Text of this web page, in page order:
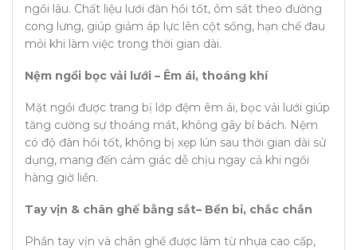
ngồi lâu. Chất liệu lưới đàn hồi tốt, ôm sát theo đường
cong lưng, giúp giảm áp lực lên cột sống, hạn chế đau
mỏi khi làm việc trong thời gian dài.
Nệm ngồi bọc vải lưới – Êm ái, thoáng khí
Mặt ngồi được trang bị lớp đệm êm ái, bọc vải lưới giúp
tăng cường sự thoáng mát, không gây bí bách. Nệm
có độ đàn hồi tốt, không bị xẹp lún sau thời gian dài sử
dụng, mang đến cảm giác dễ chịu ngay cả khi ngồi
hàng giờ liền.
Tay vịn & chân ghế bằng sắt– Bền bỉ, chắc chắn
Phần tay vịn và chân ghế được làm từ nhựa cao cấp,